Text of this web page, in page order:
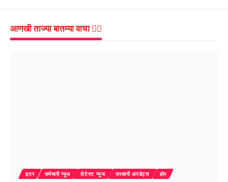
आणखी ताज्या बातम्या वाचा 👇🏻
इतर कर्मचारी न्युज लेटेस्ट न्युज सरकारी अपडेट्स होम